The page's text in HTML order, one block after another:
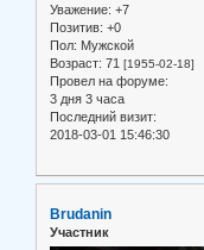
Уважение: +7
Позитив: +0
Пол: Мужской
Возраст: 71 [1955-02-18]
Провел на форуме:
3 дня 3 часа
Последний визит:
2018-03-01 15:46:30
Brudanin
Участник